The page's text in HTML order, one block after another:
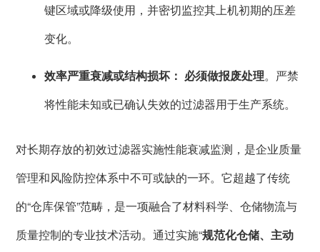
键区域或降级使用，并密切监控其上机初期的压差
变化。
效率严重衰减或结构损坏： 必须做报废处理。严禁
将性能未知或已确认失效的过滤器用于生产系统。
对长期存放的初效过滤器实施性能衰减监测，是企业质量
管理和风险防控体系中不可或缺的一环。它超越了传统
的“仓库保管”范畴，是一项融合了材料科学、仓储物流与
质量控制的专业技术活动。通过实施“规范化仓储、主动